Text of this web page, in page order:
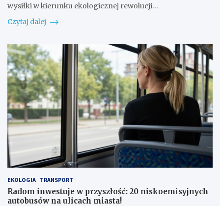
wysiłki w kierunku ekologicznej rewolucji…
Czytaj dalej
EKOLOGIA TRANSPORT
Radom inwestuje w przyszłość: 20 niskoemisyjnych
autobusów na ulicach miasta!